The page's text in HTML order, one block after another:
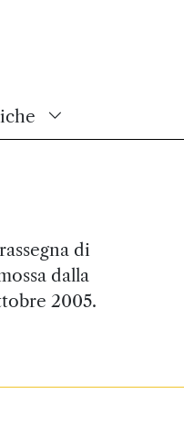
di
dalla
2005.